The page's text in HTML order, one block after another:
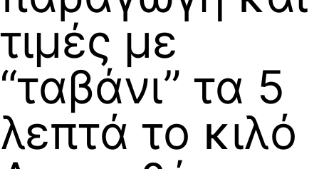
τιμές με
“ταβάνι” τα 5
λεπτά το κιλό